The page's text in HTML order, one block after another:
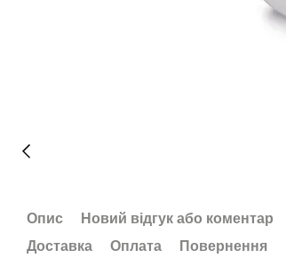
Опис
Новий відгук або коментар
Доставка
Оплата Повернення